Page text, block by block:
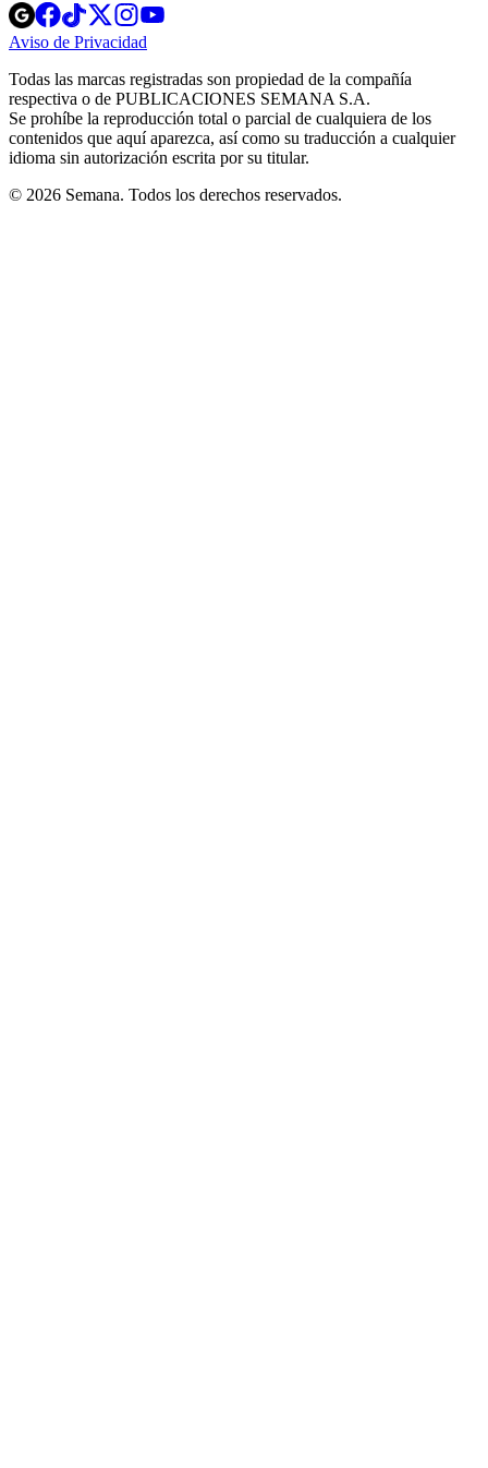
Opens
in
new
Opens
in
new
Opens
in
new
window
Opens
new
windowwindow
Aviso de Privacidad
new
window
Todas las marcas registradas son propiedad de la compañía
respectiva o de PUBLICACIONES SEMANA S.A.
Se prohíbe la reproducción total o parcial de cualquiera de los
contenidos que aquí aparezca, así como su traducción a cualquier
idioma sin autorización escrita por su titular.
© 2026 Semana. Todos los derechos reservados.